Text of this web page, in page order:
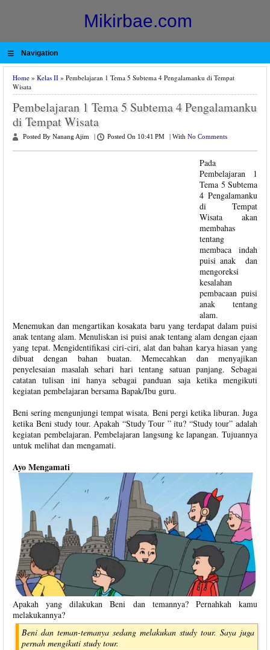
Mikirbae.com
≡ Navigation
Home » Kelas II » Pembelajaran 1 Tema 5 Subtema 4 Pengalamanku di Tempat
Wisata
Pembelajaran 1 Tema 5 Subtema 4 Pengalamanku
di Tempat Wisata
Posted By Nanang Ajim Posted On 10:41 PM With No Comments
Pada
Pembelajaran 1
Tema 5 Subtema
4 Pengalamanku
di Tempat
Wisata akan
membahas
tentang
membaca indah
puisi anak dan
mengoreksi
kesalahan
pembacaan puisi
anak tentang
alam.
Menemukan dan mengartikan kosakata baru yang terdapat dalam puisi
anak tentang alam. Menuliskan isi puisi anak tentang alam dengan ejaan
yang tepat. Mengidentifikasi ciri-ciri, alat dan bahan karya hiasan yang
dibuat dengan bahan buatan. Memecahkan dan menyajikan
penyelesaian masalah sehari hari tentang satuan panjang. Sebagai
catatan tulisan ini hanya sebagai panduan saja ketika mengikuti
kegiatan pembelajaran bersama Bapak/Ibu guru.
Beni sering mengunjungi tempat wisata. Beni pergi ketika liburan. Juga
ketika Beni study tour. Apakah “Study Tour ” itu? “Study tour” adalah
kegiatan pembelajaran. Pembelajaran langsung ke lapangan. Tujuannya
untuk melihat dan mengamati.
Ayo Mengamati
Apakah yang dilakukan Beni dan temannya? Pernahkah kamu
melakukannya?
Beni dan teman-temanya sedang melakukan study tour. Saya juga
pernah mengikuti study tour.